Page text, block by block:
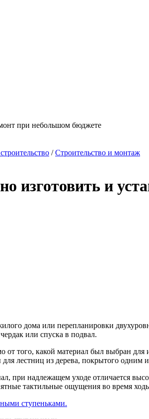
при небольшом бюджете
/Строительство и монтаж
изготовить и
дома или перепланировки
или спуска в подвал.
от того, какой материал был выбран
для лестниц из дерева, покрытого
при надлежащем уходе отличается
тактильные ощущения во время